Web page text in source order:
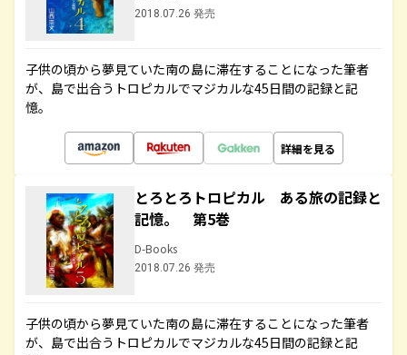
2018.07.26 発売
子供の頃から夢見ていた南の島に滞在することになった筆者
が、島で出合うトロピカルでマジカルな45日間の記録と記
憶。
詳細を見る
とろとろトロピカル ある旅の記録と
記憶。 第5巻
D-Books
2018.07.26 発売
子供の頃から夢見ていた南の島に滞在することになった筆者
が、島で出合うトロピカルでマジカルな45日間の記録と記